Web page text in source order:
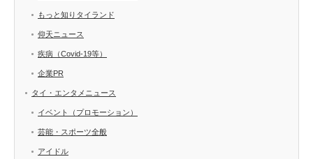
もっと知りタイランド
仰天ニュース
疾病（Covid-19等）
企業PR
タイ・エンタメニュース
イベント（プロモーション）
芸能・スポーツ全般
アイドル